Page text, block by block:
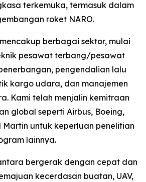
terkemuka, termasuk dalam
roket NARO.
berbagai sektor, mulai
pesawat terbang/pesawat
pengendalian lalu
kargo udara, dan manajemen
Kami telah menjalin kemitraan
global seperti Airbus, Boeing,
Martin untuk keperluan penelitian
lainnya.
bergerak dengan cepat dan
kecerdasan buatan, UAV,